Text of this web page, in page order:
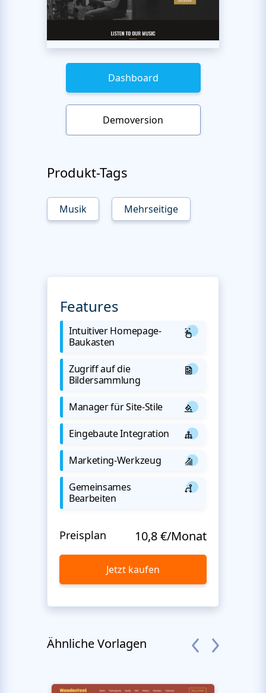
Dashboard
Demoversion
Produkt-Tags
Musik Mehrseitige
Features
Intuitiver Homepage-
Baukasten
Zugriff auf die
Bildersammlung
Manager für Site-Stile
Eingebaute Integration
Marketing-Werkzeug
Gemeinsames
Bearbeiten
Preisplan 10,8 €/Monat
Jetzt kaufen
Ähnliche Vorlagen